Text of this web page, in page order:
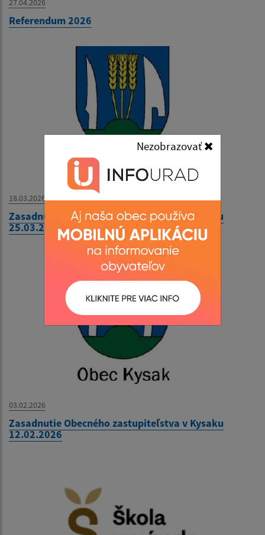
Nezobrazovať
27.04.2026
Referendum 2026
18.03.2026
Zasadnutie Obecného zastupiteľstva v Kysaku
25.03.2026
03.02.2026
Zasadnutie Obecného zastupiteľstva v Kysaku
12.02.2026